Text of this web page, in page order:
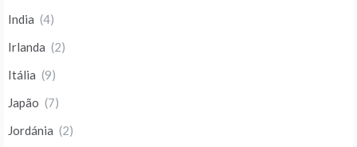
India (4)
Irlanda (2)
Itália (9)
Japão (7)
Jordánia (2)